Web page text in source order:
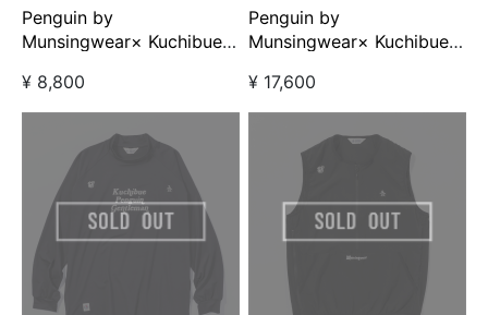
MUNSINGWEAR
Penguin by
Munsingwear× Kuchibue
付きTシャツ ホワイト
【GO/LOOK!限定販売】
¥ 8,800
Penguin by
Munsingwear× Kuchibue
チロングスリーブモックネ
ック ネイビー 【GO/LOOK!
限定販売】
¥ 17,600